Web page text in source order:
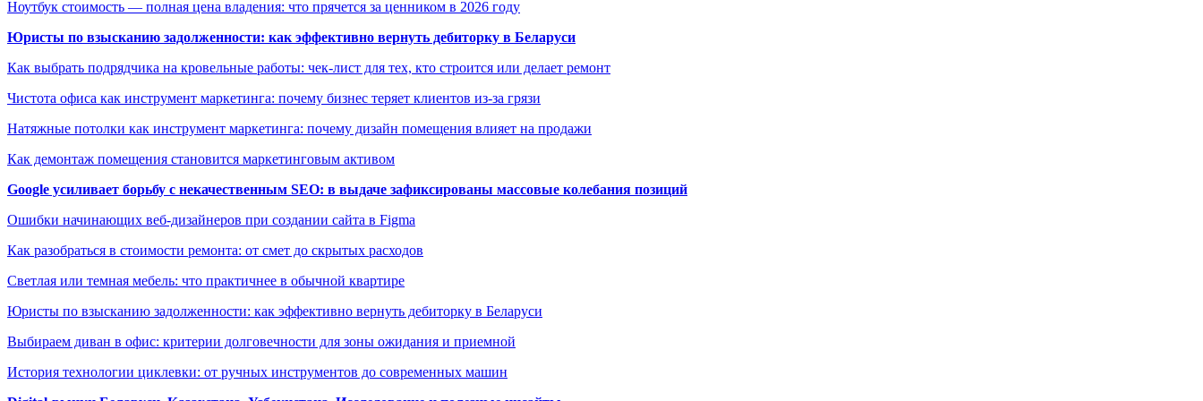
Ноутбук стоимость — полная цена владения: что прячется за ценником в 2026 году
Юристы по взысканию задолженности: как эффективно вернуть дебиторку в Беларуси
Как выбрать подрядчика на кровельные работы: чек-лист для тех, кто строится или делает ремонт
Чистота офиса как инструмент маркетинга: почему бизнес теряет клиентов из-за грязи
Натяжные потолки как инструмент маркетинга: почему дизайн помещения влияет на продажи
Как демонтаж помещения становится маркетинговым активом
Google усиливает борьбу с некачественным SEO: в выдаче зафиксированы массовые колебания позиций
Ошибки начинающих веб-дизайнеров при создании сайта в Figma
Как разобраться в стоимости ремонта: от смет до скрытых расходов
Светлая или темная мебель: что практичнее в обычной квартире
Юристы по взысканию задолженности: как эффективно вернуть дебиторку в Беларуси
Выбираем диван в офис: критерии долговечности для зоны ожидания и приемной
История технологии циклевки: от ручных инструментов до современных машин